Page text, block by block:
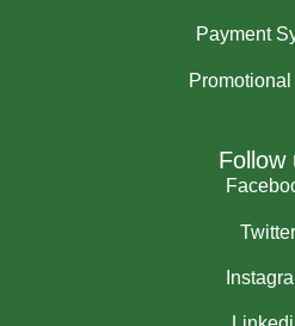
Payment
Promotional
Follow
Twitter